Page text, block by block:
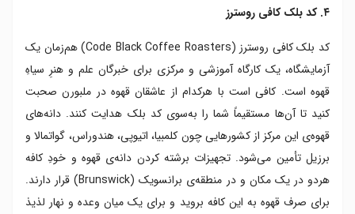
۴. کد بلک کافی روسترز
کد بلک کافی روسترز (Code Black Coffee Roasters) هم‌زمان یک
آزمایشگاه، یک کارگاه آموزشی و مرکزی برای خبرگان علم و هنرِ سیاهِ
قهوه است. کافی است با هرکدام از عاشقان قهوه در ملبورن صحبت
کنید تا آن‌ها مستقیماً شما را به‌سوی کد بلک هدایت کنند. دانه‌های
قهوه‌ی این مرکز از کشورهایی چون کلمبیا، اتیوپی، هندوراس، گواتمالا و
برزیل تأمین می‌شود. تجهیزات برشته کردن دانه‌ی قهوه و خودِ کافه
هردو در یک مکان و در منطقه‌ی برانسویک (Brunswick) قرار دارند.
برای صرف قهوه به این کافه بروید و برای یک میان وعده و نهار لذیذ